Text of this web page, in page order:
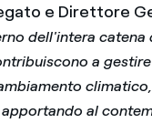
e Direttore
dell'intera
a
al